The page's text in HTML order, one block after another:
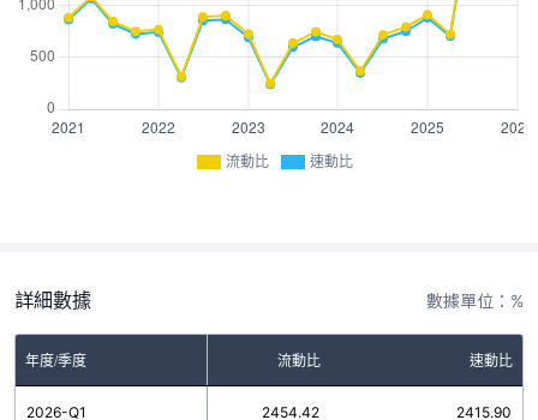
流動比 速動比
詳細數據 數據單位：%
年度/季度 流動比 速動比
2026-Q1 2454.42 2415.90